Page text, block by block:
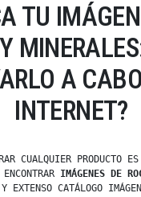
TU
A
INTERNET?
CUALQUIER PRODUCTO ES
IMÁGENES DE
EXTENSO CATÁLOGO